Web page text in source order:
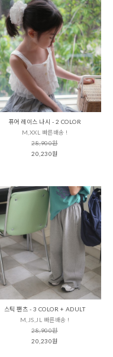
퓨어 레이스 나시 - 2 COLOR
M,XXL 빠른배송 !
28,900원
20,230원
스틱 팬츠 - 3 COLOR + ADULT
M,JS,JL 빠른배송 !
28,900원
20,230원